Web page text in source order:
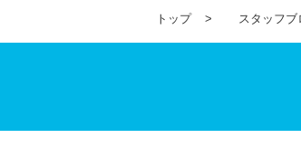
トップ スタッフブ